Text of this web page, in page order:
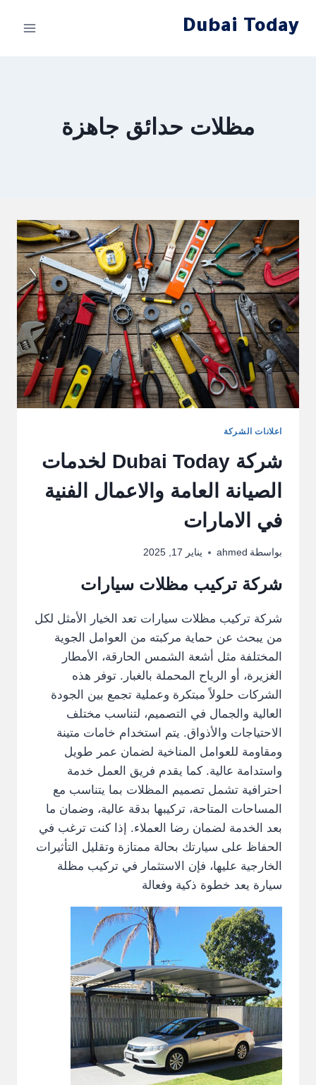
Dubai Today
مظلات حدائق جاهزة
اعلانات الشركة
شركة Dubai Today لخدمات
الصيانة العامة والاعمال الفنية
في الامارات
بواسطة ahmed يناير 17, 2025
شركة تركيب مظلات سيارات
شركة تركيب مظلات سيارات تعد الخيار الأمثل لكل
من يبحث عن حماية مركبته من العوامل الجوية
المختلفة مثل أشعة الشمس الحارقة، الأمطار
الغزيرة، أو الرياح المحملة بالغبار. توفر هذه
الشركات حلولاً مبتكرة وعملية تجمع بين الجودة
العالية والجمال في التصميم، لتناسب مختلف
الاحتياجات والأذواق. يتم استخدام خامات متينة
ومقاومة للعوامل المناخية لضمان عمر طويل
واستدامة عالية. كما يقدم فريق العمل خدمة
احترافية تشمل تصميم المظلات بما يتناسب مع
المساحات المتاحة، تركيبها بدقة عالية، وضمان ما
بعد الخدمة لضمان رضا العملاء. إذا كنت ترغب في
الحفاظ على سيارتك بحالة ممتازة وتقليل التأثيرات
الخارجية عليها، فإن الاستثمار في تركيب مظلة
سيارة يعد خطوة ذكية وفعالة